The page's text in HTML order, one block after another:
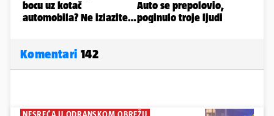
Komentari 142